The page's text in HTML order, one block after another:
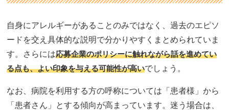
自身にアレルギーがあることのみではなく、過去のエピソ
ードを交え具体的な説明で分かりやすくまとめられていま
す。さらには応募企業のポリシーに触れながら話を進めてい
る点も、よい印象を与える可能性が高いでしょう。
なお、病院を利用する方の呼称については「患者様」から
「患者さん」とする傾向が高まっています。迷う場合は、